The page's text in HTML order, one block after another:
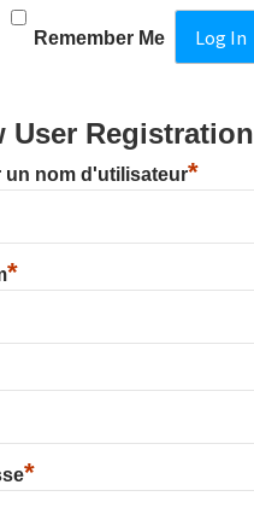
Remember Me
User Registration
un nom d'utilisateur*
*
*